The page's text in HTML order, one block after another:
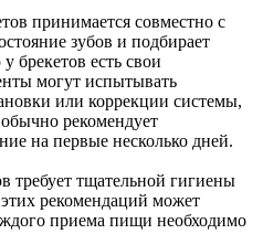
принимается совместно с
зубов и подбирает
брекетов есть свои
могут испытывать
или коррекции системы,
рекомендует
на первые несколько дней.
требует тщательной гигиены
рекомендаций может
приема пищи необходимо